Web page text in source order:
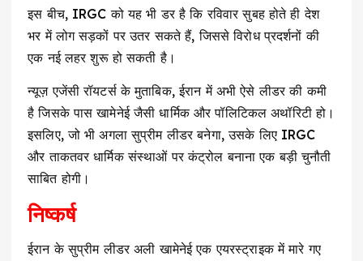
इस बीच, IRGC को यह भी डर है कि रविवार सुबह होते ही देश
भर में लोग सड़कों पर उतर सकते हैं, जिससे विरोध प्रदर्शनों की
एक नई लहर शुरू हो सकती है।
न्यूज़ एजेंसी रॉयटर्स के मुताबिक, ईरान में अभी ऐसे लीडर की कमी
है जिसके पास खामेनेई जैसी धार्मिक और पॉलिटिकल अथॉरिटी हो।
इसलिए, जो भी अगला सुप्रीम लीडर बनेगा, उसके लिए IRGC
और ताकतवर धार्मिक संस्थाओं पर कंट्रोल बनाना एक बड़ी चुनौती
साबित होगी।
निष्कर्ष
ईरान के सुप्रीम लीडर अली खामेनेई एक एयरस्ट्राइक में मारे गए